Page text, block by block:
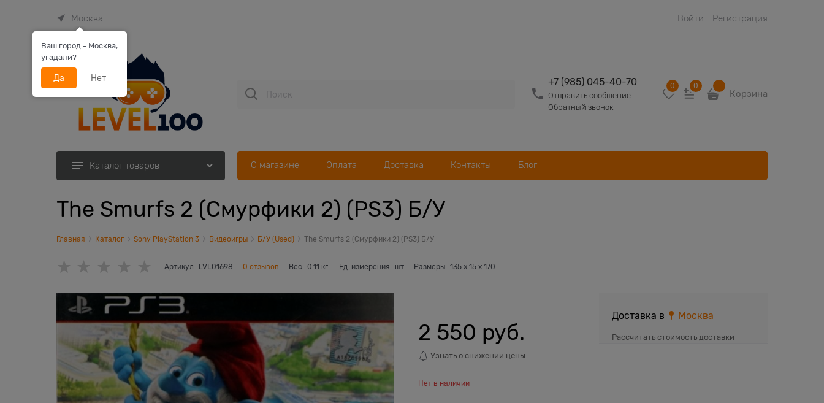
Москва Войти Регистрация
+7 (985) 045-40-70
Отправить сообщение
Обратный звонок
0 0
Корзина
Каталог товаров О магазине Оплата Доставка Контакты Блог
The Smurfs 2 (Смурфики 2) (PS3) Б/У
Главная Каталог Sony PlayStation 3 Видеоигры Б/У (Used) The Smurfs 2 (Смурфики 2) (PS3) Б/У
Артикул: LVL01698 0 отзывов Вес: 0.11 кг. Ед. измерения: шт Размеры: 135x 15x 170
2 550 руб.
Узнать о снижении цены
Нет в наличии
Доставка в Москва
Рассчитать стоимость доставки
Ваш город - Москва,
угадали?
Да Нет